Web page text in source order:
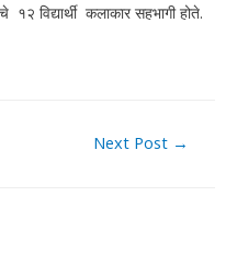
विद्यार्थी कलाकार सहभागी होते.
Next Post →